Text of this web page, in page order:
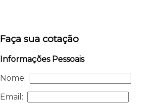
Faça sua cotação
Informações Pessoais
Nome:
Email: